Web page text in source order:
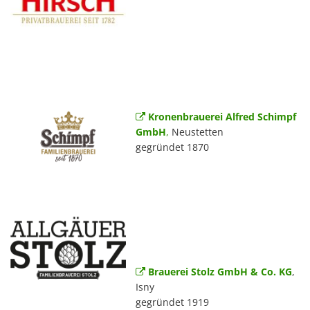
Kronenbrauerei Alfred Schimpf
GmbH, Neustetten
gegründet 1870
Brauerei Stolz GmbH & Co. KG,
Isny
gegründet 1919